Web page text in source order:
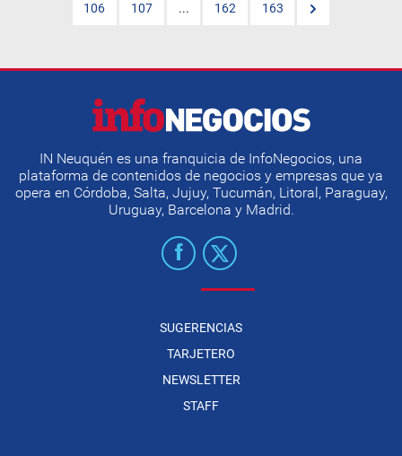
106 107 ... 162 163
IN Neuquén es una franquicia de InfoNegocios, una
plataforma de contenidos de negocios y empresas que ya
opera en Córdoba, Salta, Jujuy, Tucumán, Litoral, Paraguay,
Uruguay, Barcelona y Madrid.
SUGERENCIAS
TARJETERO
NEWSLETTER
STAFF